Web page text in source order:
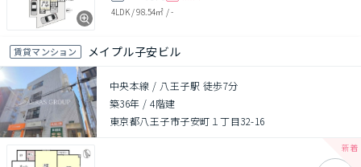
4LDK/98.54㎡ /-
賃貸マンション メイプル子安ビル
中央本線 / 八王子駅 徒歩7分
築36年 /4階建
東京都八王子市子安町１丁目32-16